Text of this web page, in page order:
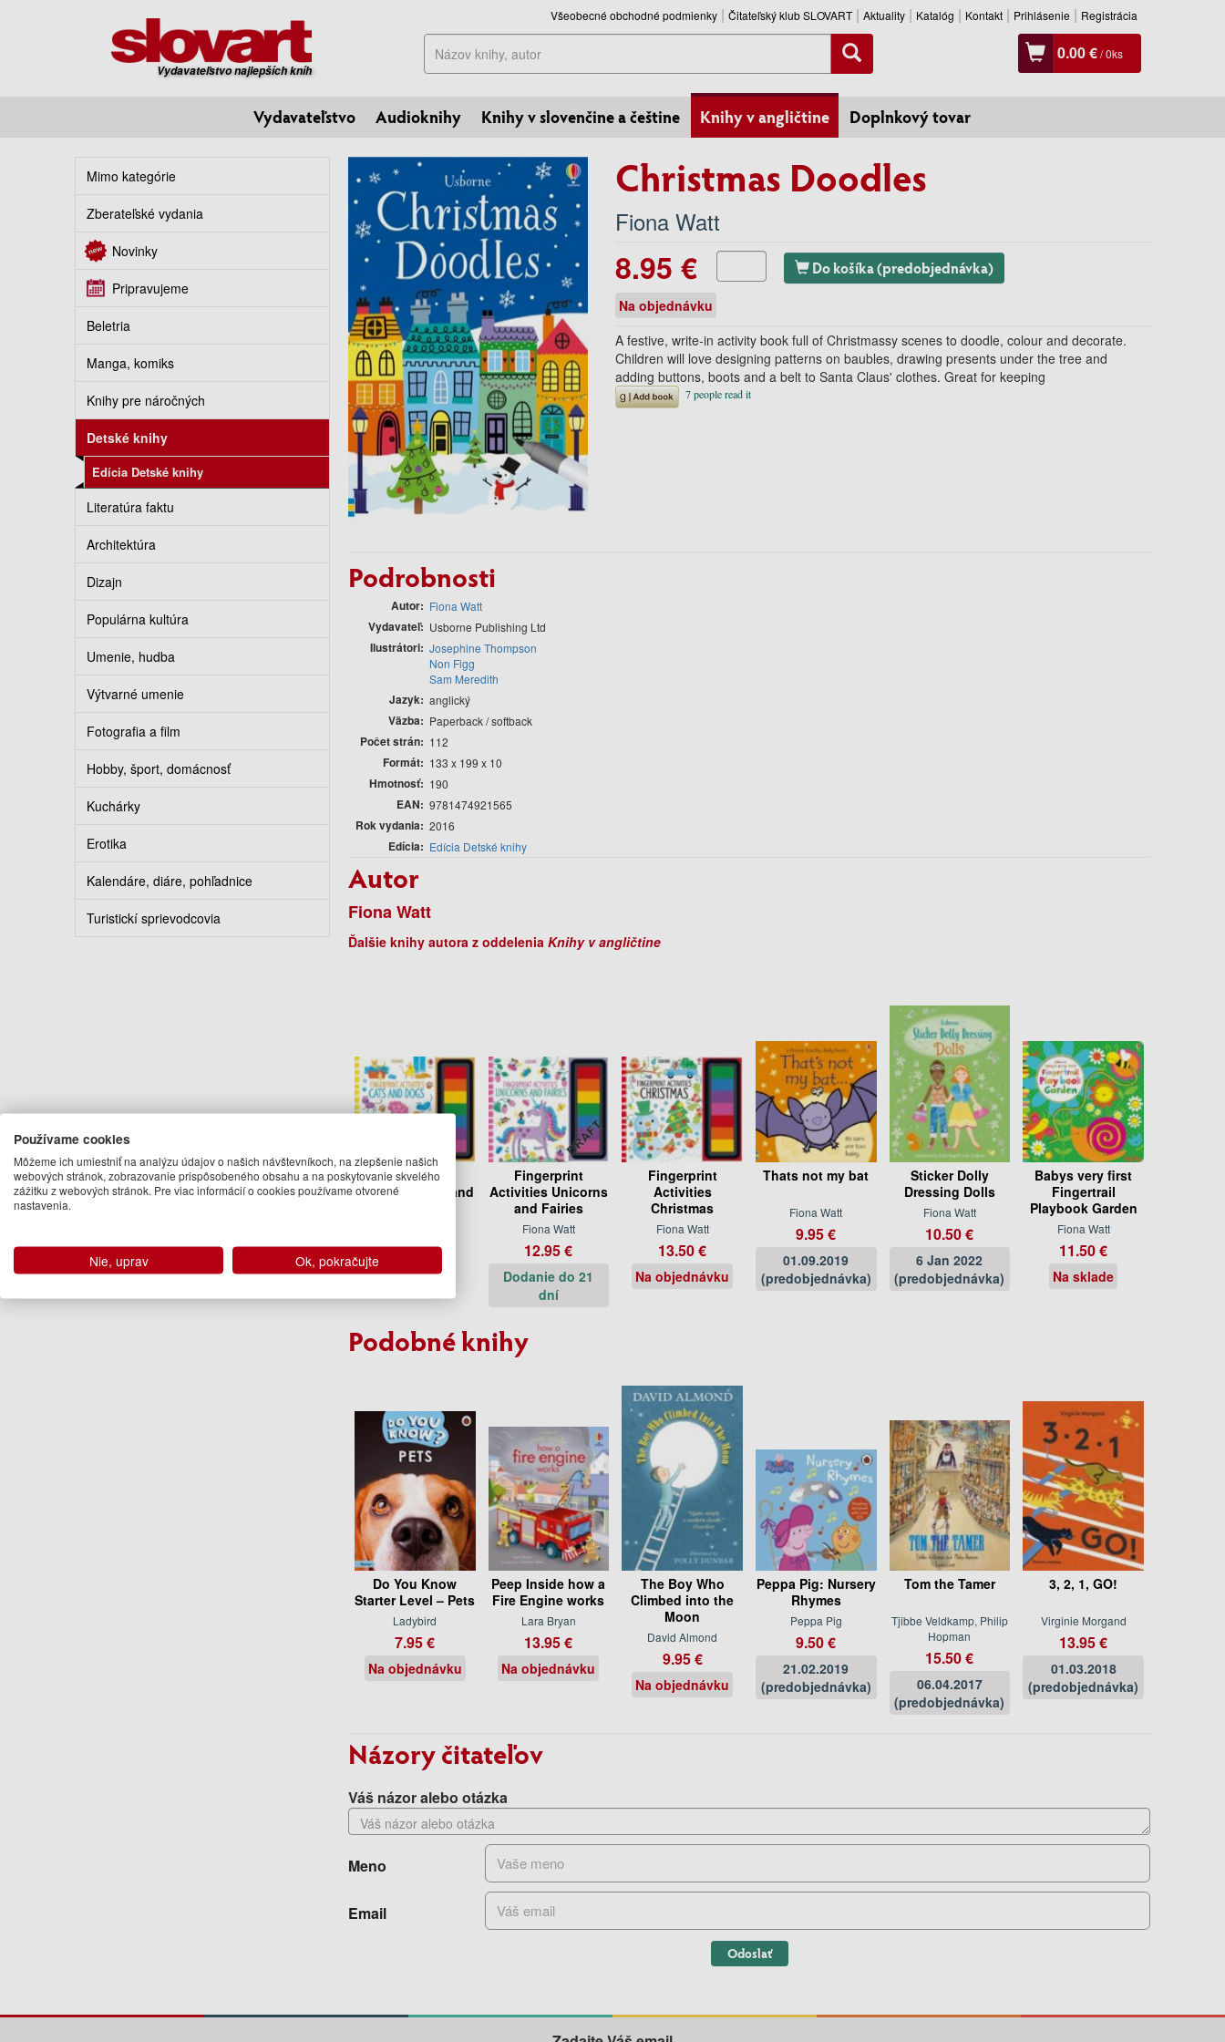
Vydavateľstvo najlepších kníh
Všeobecné obchodné podmienky Čitateľský klub SLOVART Aktuality Katalóg Kontakt Prihlásenie Registrácia
Hľadať 0.00 €/0ks
Vydavateľstvo Audioknihy Knihy v slovenčine a češtine Knihy v angličtine Doplnkový tovar
Mimo kategórie
Zberateľské vydania
Novinky
Pripravujeme
Beletria
Manga, komiks
Knihy pre náročných
Detské knihy
Edícia Detské knihy
Literatúra faktu
Architektúra
Dizajn
Populárna kultúra
Umenie, hudba
Výtvarné umenie
Fotografia a film
Hobby, šport, domácnosť
Kuchárky
Erotika
Kalendáre, diáre, pohľadnice
Turistickí sprievodcovia
Christmas Doodles
Fiona Watt
8.95 € Do košíka (predobjednávka)
Na objednávku
A festive, write-in activity book full of Christmassy scenes to doodle, colour and decorate.
Children will love designing patterns on baubles, drawing presents under the tree and
adding buttons, boots and a belt to Santa Claus' clothes. Great for keeping
Podrobnosti
Autor Fiona Watt
Vydavateľ Usborne Publishing Ltd
Ilustrátori Josephine Thompson
Non Figg
Sam Meredith
Jazyk anglický
Väzba Paperback / softback
Počet strán 112
Formát 133 x 199 x 10
Hmotnosť 190
EAN 9781474921565
Rok vydania 2016
Edícia Edícia Detské knihy
Autor
Fiona Watt
Ďalšie knihy autora z oddelenia Knihy v angličtine
Fingerprint
Activities Cats and
12.95 €
Na sklade
Fingerprint
Activities Unicorns
and Fairies
Fiona Watt
12.95 €
Dodanie do 21
dní
Fingerprint
Activities
Christmas
Fiona Watt
13.50 €
Na objednávku
Thats not my bat
Fiona Watt
9.95 €
01.09.2019
(predobjednávka)
Sticker Dolly
Dressing Dolls
Fiona Watt
10.50 €
6 Jan 2022
(predobjednávka)
Babys very first
Fingertrail
Playbook Garden
Fiona Watt
11.50 €
Na sklade
Podobné knihy
Do You Know
Starter Level – Pets
Ladybird
7.95 €
Na objednávku
Peep Inside how a
Fire Engine works
Lara Bryan
13.95 €
Na objednávku
The Boy Who
Climbed into the
Moon
David Almond
9.95 €
Na objednávku
Peppa Pig: Nursery
Rhymes
Peppa Pig
9.50 €
21.02.2019
(predobjednávka)
Tom the Tamer
Tjibbe Veldkamp, Philip
Hopman
15.50 €
06.04.2017
(predobjednávka)
3, 2, 1, GO!
Virginie Morgand
13.95 €
01.03.2018
(predobjednávka)
Názory čitateľov
Váš názor alebo otázka
Meno
Email
Odoslať
Používame cookies
Môžeme ich umiestniť na analýzu údajov o našich návštevníkoch, na zlepšenie našich
webových stránok, zobrazovanie prispôsobeného obsahu a na poskytovanie skvelého
zážitku z webových stránok. Pre viac informácií o cookies používame otvorené
nastavenia.
Nie, uprav Ok, pokračujte